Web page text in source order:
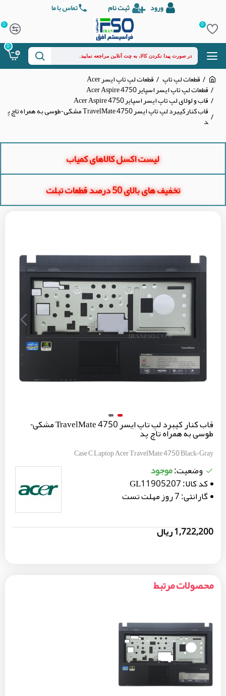
ورود ثبت نام تماس با ما
0
0
0
قطعات لپ تاپ قطعات لپ تاپ ایسر Acer
قطعات لپ تاپ ایسر اسپایر Acer Aspire 4750
قاب و لولای لپ تاپ ایسر اسپایر Acer Aspire 4750
قاب کنار کیبرد لپ تاپ ایسر TravelMate 4750 مشکی-طوسی به همراه تاچ پ
د
لیست اکسل کالاهای کمیاب
تخفیف های بالای 50 درصد قطعات تبلت
قاب کنار کیبرد لپ تاپ ایسر TravelMate 4750 مشکی-
طوسی به همراه تاچ پد
Case C Laptop Acer TravelMate 4750 Black-Gray
وضعیت:موجود
کد کالا:GL11905207
گارانتی:7 روز مهلت تست
1,722,200 ریال
محصولات مرتبط